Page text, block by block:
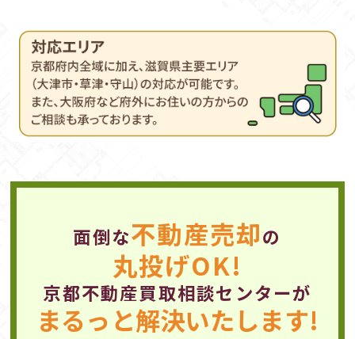
面倒な不動産売却の
丸投げOK!
京都不動産買取相談センターが
まるっと解決いたします!